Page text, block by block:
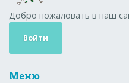
Добро пожаловать в наш
Войти
Меню